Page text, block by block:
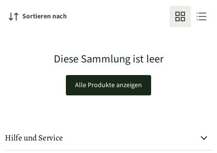
Sortieren nach
Diese Sammlung ist leer
Alle Produkte anzeigen
Hilfe und Service